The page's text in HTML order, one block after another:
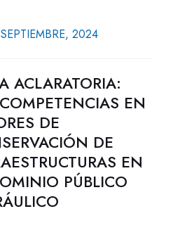
2024
ACLARATORIA:
EN
DE
DE
EN
PÚBLICO